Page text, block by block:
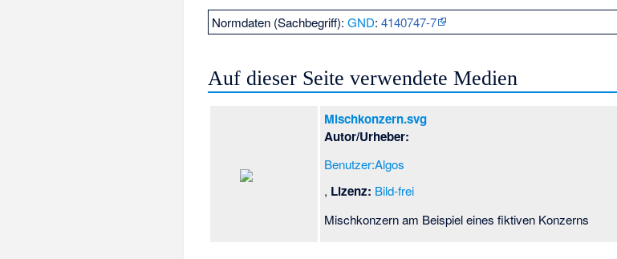
Normdaten (Sachbegriff):GND:4140747-7
Auf dieser Seite verwendete Medien
Mischkonzern.svg
Autor/Urheber:
Benutzer:Algos
, Lizenz: Bild-frei
Mischkonzern am Beispiel eines fiktiven Konzerns